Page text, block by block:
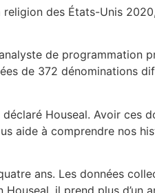
des États-Unis
de programmation
de 372 dénominations
Houseal. Avoir ces
aide à comprendre nos
ans. Les données